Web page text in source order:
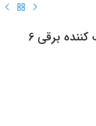
دستگاه عرق گیری 40 لیتری با خنک کننده برقی 6